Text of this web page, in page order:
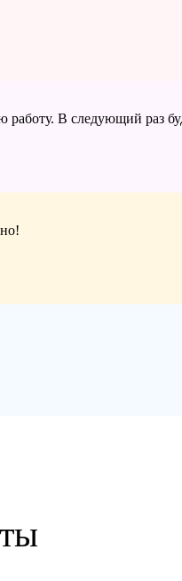
работу. В следующий раз